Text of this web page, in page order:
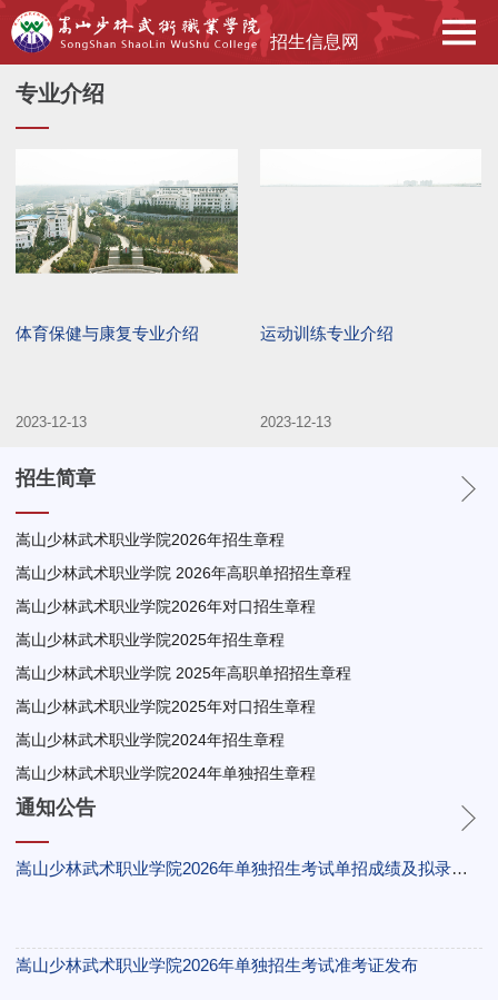
招生信息网
专业介绍
​体育保健与康复专业介绍
2023-12-13
​运动训练专业介绍
2023-12-13
招生简章
嵩山少林武术职业学院2026年招生章程
嵩山少林武术职业学院 2026年高职单招招生章程
嵩山少林武术职业学院2026年对口招生章程
嵩山少林武术职业学院2025年招生章程
嵩山少林武术职业学院 2025年高职单招招生章程
嵩山少林武术职业学院2025年对口招生章程
嵩山少林武术职业学院2024年招生章程
嵩山少林武术职业学院2024年单独招生章程
通知公告
嵩山少林武术职业学院2026年单独招生考试单招成绩及拟录取结果公示
嵩山少林武术职业学院2026年单独招生考试准考证发布